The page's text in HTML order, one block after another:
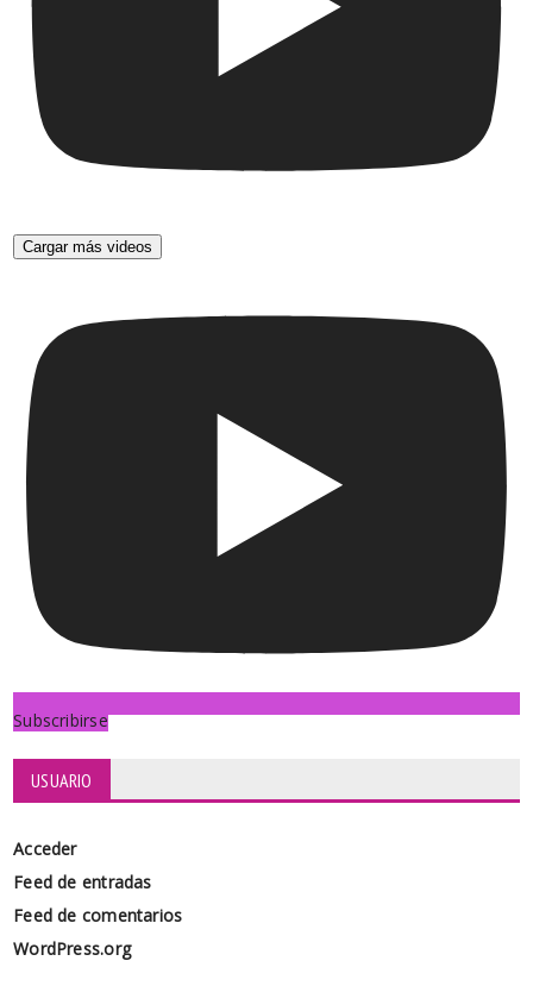
Cargar más videos
Subscribirse
USUARIO
Acceder
Feed de entradas
Feed de comentarios
WordPress.org